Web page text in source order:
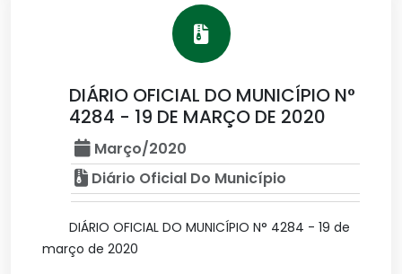
DIÁRIO OFICIAL DO MUNICÍPIO N°
4284 - 19 DE MARÇO DE 2020
Março/2020
Diário Oficial Do Município
DIÁRIO OFICIAL DO MUNICÍPIO N° 4284 - 19 de
março de 2020